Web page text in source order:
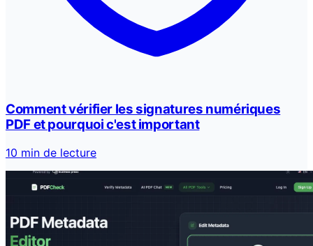
Comment vérifier les signatures numériques
PDF et pourquoi c'est important
10 min de lecture